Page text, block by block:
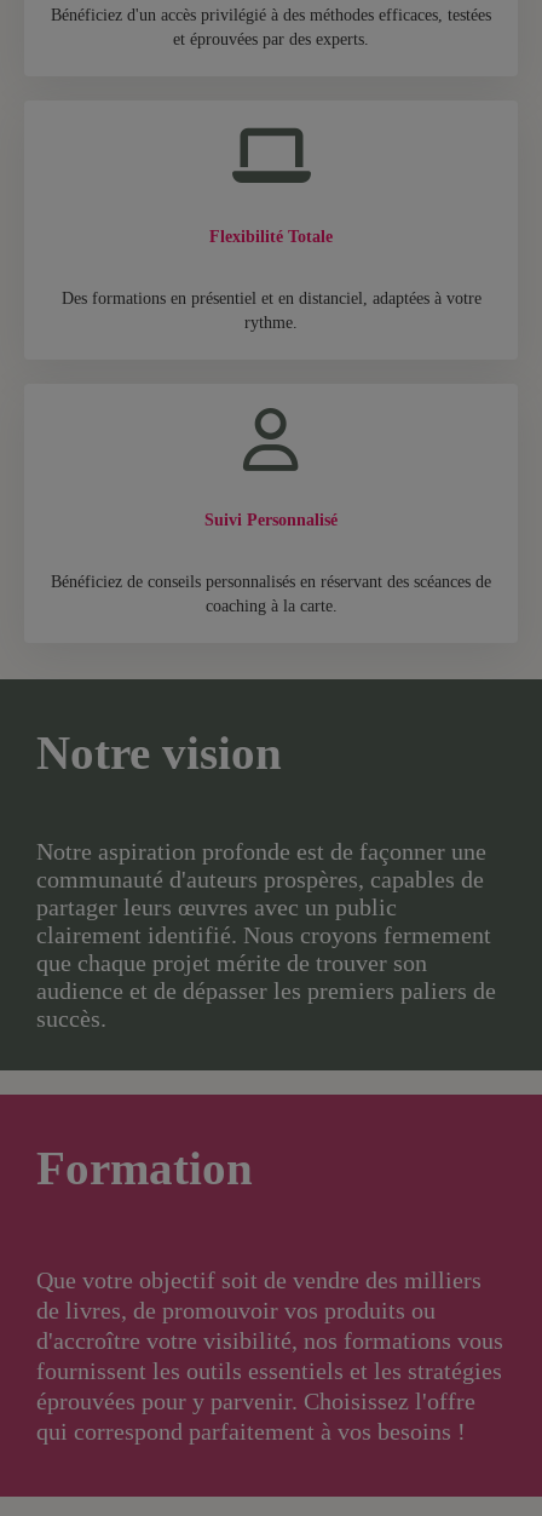
Bénéficiez d'un accès privilégié à des méthodes efficaces, testées
et éprouvées par des experts.
Flexibilité Totale
Des formations en présentiel et en distanciel, adaptées à votre
rythme.
Suivi Personnalisé
Bénéficiez de conseils personnalisés en réservant des scéances de
coaching à la carte.
Notre vision
Notre aspiration profonde est de façonner une
communauté d'auteurs prospères, capables de
partager leurs œuvres avec un public
clairement identifié. Nous croyons fermement
que chaque projet mérite de trouver son
audience et de dépasser les premiers paliers de
succès.
Formation
Que votre objectif soit de vendre des milliers
de livres, de promouvoir vos produits ou
d'accroître votre visibilité, nos formations vous
fournissent les outils essentiels et les stratégies
éprouvées pour y parvenir. Choisissez l'offre
qui correspond parfaitement à vos besoins !